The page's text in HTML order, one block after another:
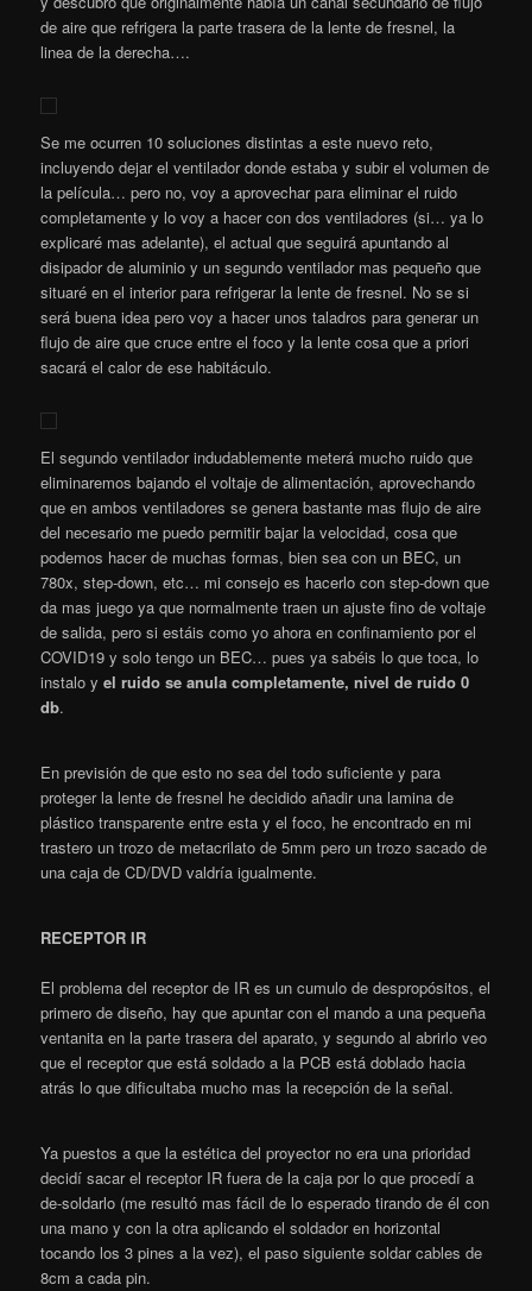
de aire que refrigera la parte trasera de la lente de fresnel, la
linea de la derecha….
Se me ocurren 10 soluciones distintas a este nuevo reto,
incluyendo dejar el ventilador donde estaba y subir el volumen de
la película… pero no, voy a aprovechar para eliminar el ruido
completamente y lo voy a hacer con dos ventiladores (si… ya lo
explicaré mas adelante), el actual que seguirá apuntando al
disipador de aluminio y un segundo ventilador mas pequeño que
situaré en el interior para refrigerar la lente de fresnel. No se si
será buena idea pero voy a hacer unos taladros para generar un
flujo de aire que cruce entre el foco y la lente cosa que a priori
sacará el calor de ese habitáculo.
El segundo ventilador indudablemente meterá mucho ruido que
eliminaremos bajando el voltaje de alimentación, aprovechando
que en ambos ventiladores se genera bastante mas flujo de aire
del necesario me puedo permitir bajar la velocidad, cosa que
podemos hacer de muchas formas, bien sea con un BEC, un
780x, step-down, etc… mi consejo es hacerlo con step-down que
da mas juego ya que normalmente traen un ajuste fino de voltaje
de salida, pero si estáis como yo ahora en confinamiento por el
COVID19 y solo tengo un BEC… pues ya sabéis lo que toca, lo
instalo yel ruido se anula completamente, nivel de ruido 0
db.
En previsión de que esto no sea del todo suficiente y para
proteger la lente de fresnel he decidido añadir una lamina de
plástico transparente entre esta y el foco, he encontrado en mi
trastero un trozo de metacrilato de 5mm pero un trozo sacado de
una caja de CD/DVD valdría igualmente.
RECEPTOR IR
El problema del receptor de IR es un cumulo de despropósitos, el
primero de diseño, hay que apuntar con el mando a una pequeña
ventanita en la parte trasera del aparato, y segundo al abrirlo veo
que el receptor que está soldado a la PCB está doblado hacia
atrás lo que dificultaba mucho mas la recepción de la señal.
Ya puestos a que la estética del proyector no era una prioridad
decidí sacar el receptor IR fuera de la caja por lo que procedí a
de-soldarlo (me resultó mas fácil de lo esperado tirando de él con
una mano y con la otra aplicando el soldador en horizontal
tocando los 3 pines a la vez), el paso siguiente soldar cables de
8cm a cada pin.